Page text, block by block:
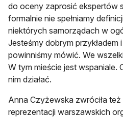
do oceny zaprosić ekspertów
formalnie nie spełniamy
niektórych samorządach w
Jesteśmy dobrym przykładem
powinniśmy mówić. We
W tym mieście jest wspaniale.
nim działać.
Anna Czyżewska zwróciła
reprezentacji warszawskich